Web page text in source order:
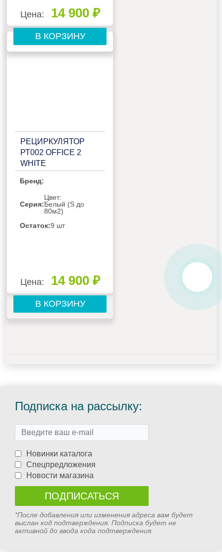
Цена: 14 900 ₽
В КОРЗИНУ
РЕЦИРКУЛЯТОР
РТ002 OFFICE 2
WHITE
Бренд:
Серия:
Цвет:
Белый (S до
80м2)
Остаток:9 шт
Цена: 14 900 ₽
В КОРЗИНУ
Подписка на рассылку:
Новинки каталога
Спецпредложения
Новости магазина
*После добавления или изменения адреса вам будет
выслан код подтверждения. Подписка будет не
активной до ввода кода подтверждения.